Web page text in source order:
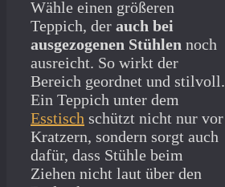
Wähle einen größeren
Teppich, der auch bei
ausgezogenen Stühlen noch
ausreicht. So wirkt der
Bereich geordnet und stilvoll.
Ein Teppich unter dem
Esstisch schützt nicht nur vor
Kratzern, sondern sorgt auch
dafür, dass Stühle beim
Ziehen nicht laut über den